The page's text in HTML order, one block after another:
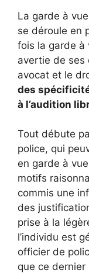
La garde à
se déroule en
fois la garde à
avertie de ses
avocat et le
des
à l’audition
Tout débute
police, qui
en garde à
motifs
commis une
des
prise à la
l’individu est
officier de
que ce dernier